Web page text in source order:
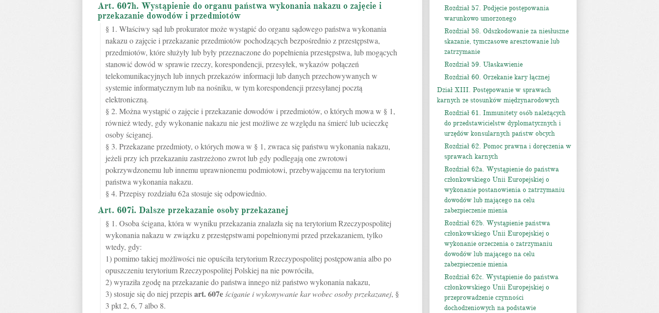
Art. 607h. Wystąpienie do organu państwa wykonania nakazu o zajęcie i
przekazanie dowodów i przedmiotów
§ 1. Właściwy sąd lub prokurator może wystąpić do organu sądowego państwa wykonania
nakazu o zajęcie i przekazanie przedmiotów pochodzących bezpośrednio z przestępstwa,
przedmiotów, które służyły lub były przeznaczone do popełnienia przestępstwa, lub mogących
stanowić dowód w sprawie rzeczy, korespondencji, przesyłek, wykazów połączeń
telekomunikacyjnych lub innych przekazów informacji lub danych przechowywanych w
systemie informatycznym lub na nośniku, w tym korespondencji przesyłanej pocztą
elektroniczną.
§ 2. Można wystąpić o zajęcie i przekazanie dowodów i przedmiotów, o których mowa w § 1,
również wtedy, gdy wykonanie nakazu nie jest możliwe ze względu na śmierć lub ucieczkę
osoby ściganej.
§ 3. Przekazane przedmioty, o których mowa w § 1, zwraca się państwu wykonania nakazu,
jeżeli przy ich przekazaniu zastrzeżono zwrot lub gdy podlegają one zwrotowi
pokrzywdzonemu lub innemu uprawnionemu podmiotowi, przebywającemu na terytorium
państwa wykonania nakazu.
§ 4. Przepisy rozdziału 62a stosuje się odpowiednio.
Art. 607i. Dalsze przekazanie osoby przekazanej
§ 1. Osoba ścigana, która w wyniku przekazania znalazła się na terytorium Rzeczypospolitej
wykonania nakazu w związku z przestępstwami popełnionymi przed przekazaniem, tylko
wtedy, gdy:
1) pomimo takiej możliwości nie opuściła terytorium Rzeczypospolitej postępowania albo po
opuszczeniu terytorium Rzeczypospolitej Polskiej na nie powróciła,
2) wyraziła zgodę na przekazanie do państwa innego niż państwo wykonania nakazu,
3) stosuje się do niej przepisart.607eściganie i wykonywanie kar wobec osoby przekazanej, §
3 pkt 2, 6, 7 albo 8.
Rozdział 57. Podjęcie postępowania
warunkowo umorzonego
Rozdział 58. Odszkodowanie za niesłuszne
skazanie, tymczasowe aresztowanie lub
zatrzymanie
Rozdział 59. Ułaskawienie
Rozdział 60. Orzekanie kary łącznej
Dział XIII. Postępowanie w sprawach
karnych ze stosunków międzynarodowych
Rozdział 61. Immunitety osób należących
do przedstawicielstw dyplomatycznych i
urzędów konsularnych państw obcych
Rozdział 62. Pomoc prawna i doręczenia w
sprawach karnych
Rozdział 62a. Wystąpienie do państwa
członkowskiego Unii Europejskiej o
wykonanie postanowienia o zatrzymaniu
dowodów lub mającego na celu
zabezpieczenie mienia
Rozdział 62b. Wystąpienie państwa
członkowskiego Unii Europejskiej o
wykonanie orzeczenia o zatrzymaniu
dowodów lub mającego na celu
zabezpieczenie mienia
Rozdział 62c. Wystąpienie do państwa
członkowskiego Unii Europejskiej o
przeprowadzenie czynności
dochodzeniowych na podstawie